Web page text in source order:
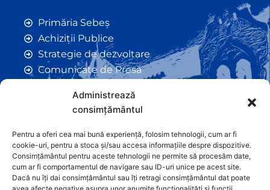
Administrează
consimțământul
Pentru a oferi cea mai bună experiență, folosim tehnologii, cum ar fi
cookie-uri, pentru a stoca și/sau accesa informațiile despre dispozitive.
Consimțământul pentru aceste tehnologii ne permite să procesăm date,
cum ar fi comportamentul de navigare sau ID-uri unice pe acest site.
Dacă nu îți dai consimțământul sau îți retragi consimțământul dat poate
Primăria Sebeș
Achiziții Publice
Strategie de dezvoltare
Comunicate de Presă
Anunțuri
Hotarâri de Consiliu
Certificate de Urbanism
Autorizații de Construcții
Orașe Înfrățite
Contact